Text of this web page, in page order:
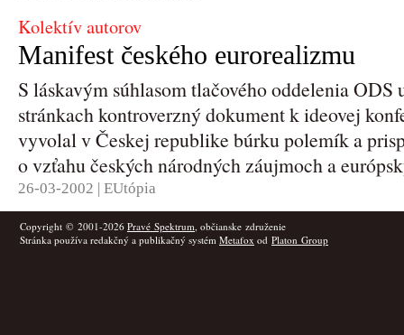
Kolektív autorov
Manifest českého eurorealizmu
S láskavým súhlasom tlačového oddelenia ODS
stránkach kontroverzný dokument k ideovej
vyvolal v Českej republike búrku polemík a
o vzťahu českých národných záujmoch a
26-03-2002 | EUtópia
Copyright © 2001-2026 Pravé Spektrum, občianske združenie
Stránka používa redakčný a publikačný systém Metafox od Platon Group